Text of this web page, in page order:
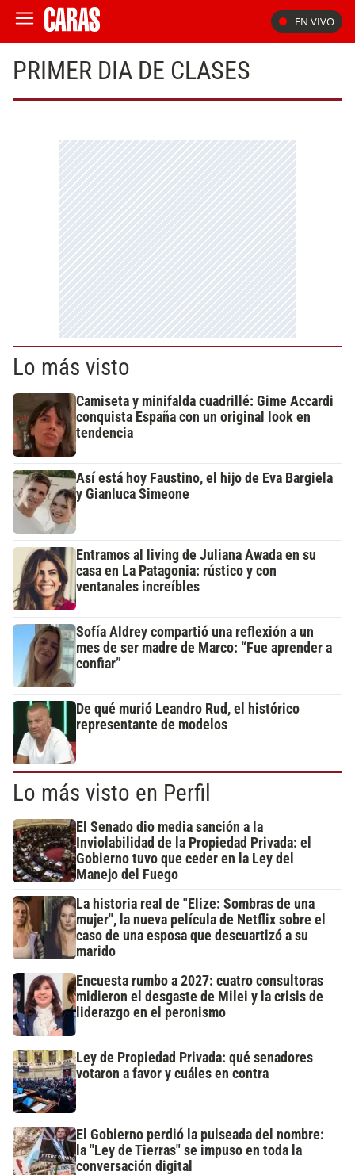
EN VIVO
PRIMER DIA DE CLASES
Lo más visto
Camiseta y minifalda cuadrillé: Gime Accardi
conquista España con un original look en
tendencia
Así está hoy Faustino, el hijo de Eva Bargiela
y Gianluca Simeone
Entramos al living de Juliana Awada en su
casa en La Patagonia: rústico y con
ventanales increíbles
Sofía Aldrey compartió una reflexión a un
mes de ser madre de Marco: “Fue aprender a
confiar”
De qué murió Leandro Rud, el histórico
representante de modelos
Lo más visto en Perfil
El Senado dio media sanción a la
Inviolabilidad de la Propiedad Privada: el
Gobierno tuvo que ceder en la Ley del
Manejo del Fuego
La historia real de "Elize: Sombras de una
mujer", la nueva película de Netflix sobre el
caso de una esposa que descuartizó a su
marido
Encuesta rumbo a 2027: cuatro consultoras
midieron el desgaste de Milei y la crisis de
liderazgo en el peronismo
Ley de Propiedad Privada: qué senadores
votaron a favor y cuáles en contra
El Gobierno perdió la pulseada del nombre:
la "Ley de Tierras" se impuso en toda la
conversación digital